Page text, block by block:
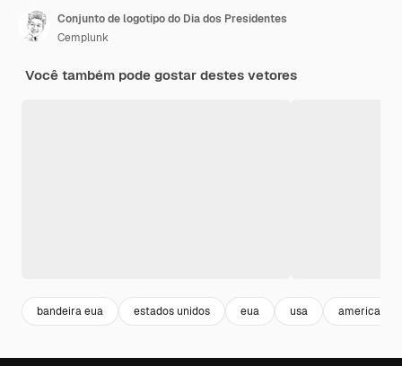
Conjunto de logotipo do Dia dos Presidentes
Cemplunk
Você também pode gostar destes vetores
bandeira eua estados unidos eua usa america